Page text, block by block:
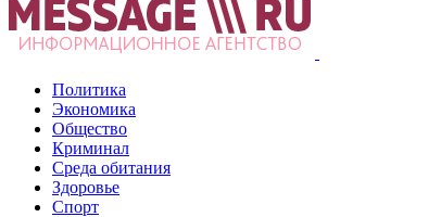
Политика
Экономика
Общество
Криминал
Среда обитания
Здоровье
Спорт